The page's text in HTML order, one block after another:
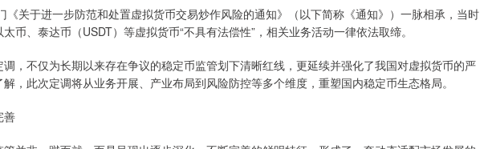
《关于进一步防范和处置虚拟货币交易炒作风险的通知》（以下简称《通知》）一脉相承，当时
币、泰达币（USDT）等虚拟货币“不具有法偿性”，相关业务活动一律依法取缔。
，不仅为长期以来存在争议的稳定币监管划下清晰红线，更延续并强化了我国对虚拟货币的严
，此次定调将从业务开展、产业布局到风险防控等多个维度，重塑国内稳定币生态格局。
善